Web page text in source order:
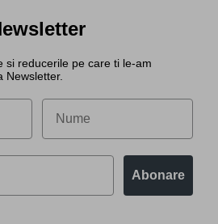
si reducerile pe care ti le-am
Newsletter.
Abonare